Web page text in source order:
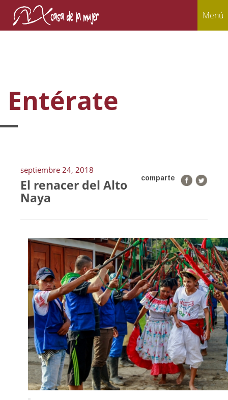
Menú
Entérate
septiembre 24, 2018
comparte
El renacer del Alto
Naya